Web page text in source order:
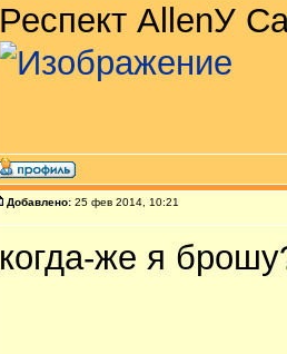
Респект AllenУ
Добавлено: 25 фев 2014, 10:21
когда-же я